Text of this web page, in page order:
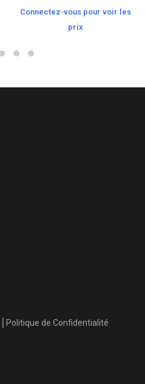
Connectez-vous pour voir les
prix
Politique de Confidentialité